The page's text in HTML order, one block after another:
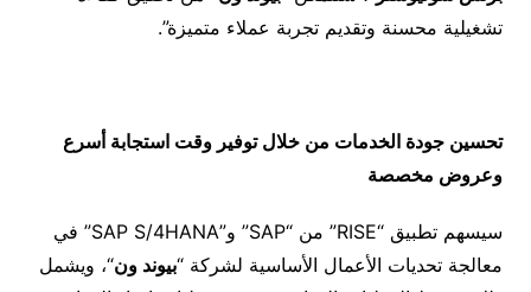
تشغيلية محسنة وتقديم تجربة عملاء متميزة”.
تحسين جودة الخدمات من خلال توفير وقت استجابة أسرع
وعروض مخصصة
سيسهم تطبيق “RISE” من “SAP” و”SAP S/4HANA” في
معالجة تحديات الأعمال الأساسية لشركة “بيوند ون“، ويشمل